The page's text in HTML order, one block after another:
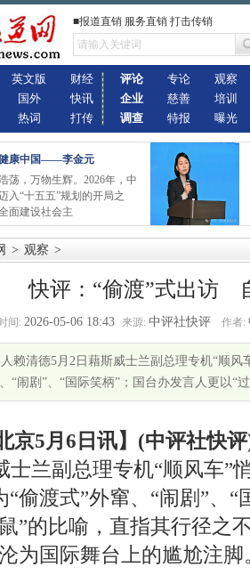
■报道直销 服务直销 打击传销
英文版
国外
热词
财经
快讯
打传
评论
企业
调查
专论
慈善
特报
观察
培训
曝光
康中国——李金元
荡，万物生辉。2026年，中
入“十五五”规划的开局之
面建设社会主
> 观察 >
快评：“偷渡”式出访
间: 2026-05-06 18:43 来源: 中评社快评 作者:
赖清德5月2日藉斯威士兰副总理专机“顺
“闹剧”、“国际笑柄”；国台办发言人更以“
京5月6日讯】(中评社快
士兰副总理专机“顺风车”
“偷渡式”外窜、“闹剧”、
”的比喻，直指其行径之
为国际舞台上的尴尬注脚